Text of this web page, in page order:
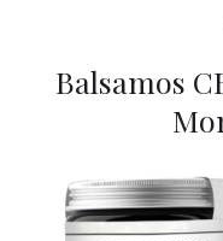
Balsamos